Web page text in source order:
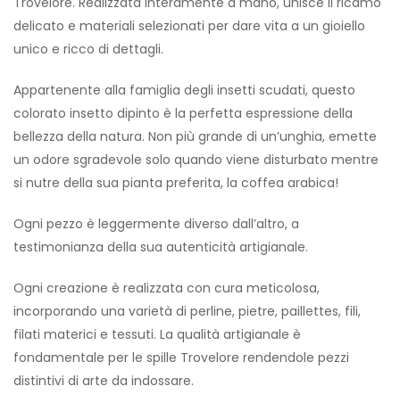
delicato e materiali selezionati per dare vita a un gioiello
unico e ricco di dettagli.
Appartenente alla famiglia degli insetti scudati, questo
colorato insetto dipinto è la perfetta espressione della
bellezza della natura. Non più grande di un’unghia, emette
un odore sgradevole solo quando viene disturbato mentre
si nutre della sua pianta preferita, la coffea arabica!
Ogni pezzo è leggermente diverso dall’altro, a
testimonianza della sua autenticità artigianale.
Ogni creazione è realizzata con cura meticolosa,
incorporando una varietà di perline, pietre, paillettes, fili,
filati materici e tessuti. La qualità artigianale è
fondamentale per le spille Trovelore rendendole pezzi
distintivi di arte da indossare.